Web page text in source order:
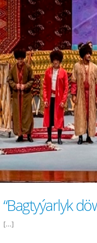
“Bagtyýarlyk
[...]